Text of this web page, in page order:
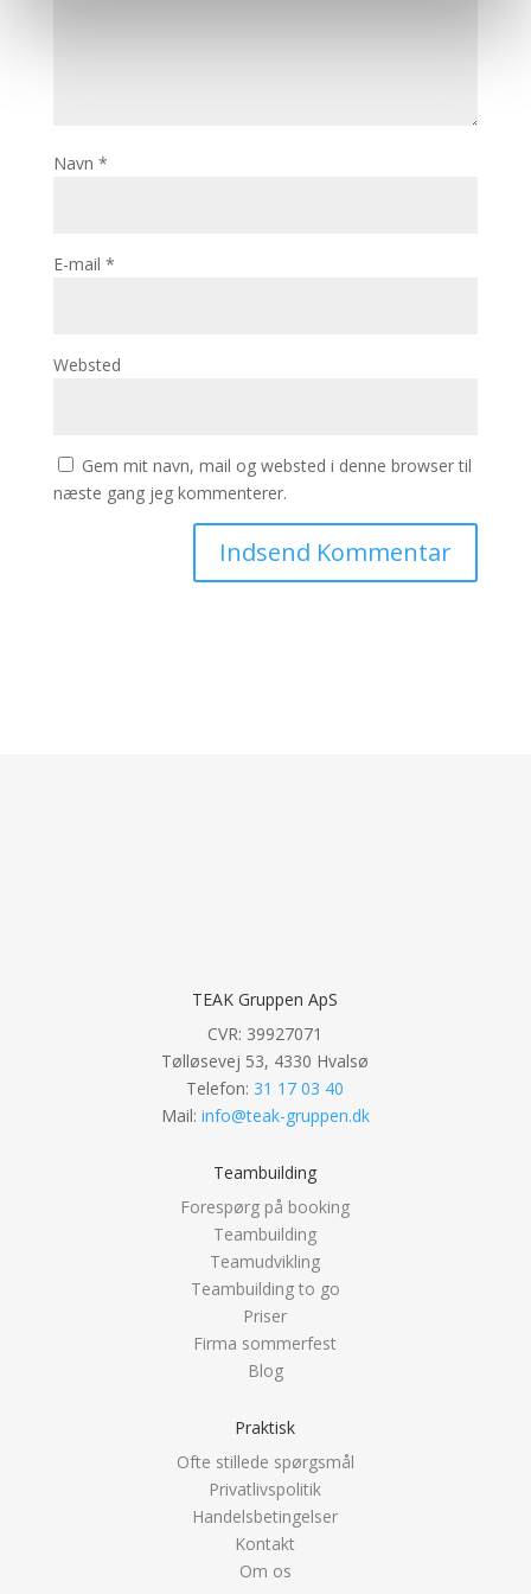
Navn *
E-mail *
Websted
Gem mit navn, mail og websted i denne browser til
næste gang jeg kommenterer.
TEAK Gruppen ApS
CVR: 39927071
Tølløsevej 53, 4330 Hvalsø
Telefon: 31 17 03 40
Mail: info@teak-gruppen.dk
Teambuilding
Forespørg på booking
Teambuilding
Teamudvikling
Teambuilding to go
Priser
Firma sommerfest
Blog
Praktisk
Ofte stillede spørgsmål
Privatlivspolitik
Handelsbetingelser
Kontakt
Om os